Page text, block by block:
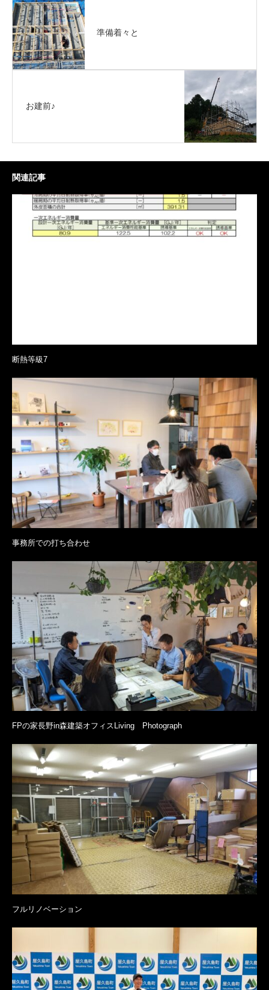
準備着々と
お建前♪
関連記事
断熱等級7
事務所での打ち合わせ
FPの家長野in森建築オフィスLiving Photograph
フルリノベーション